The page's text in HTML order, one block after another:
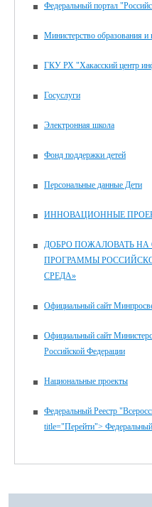
Федеральный портал
Министерство образования
ГКУ РХ "Хакасский центр
Госуслуги
Электронная школа
Фонд поддержки детей
Персональные данные Дети
ИННОВАЦИОННЫЕ
ДОБРО ПОЖАЛОВАТЬ НА
ПРОГРАММЫ
СРЕДА»
Официальный сайт
Официальный сайт
Российской Федерации
Национальные проекты
Федеральный Реестр
title="Перейти"> Федеральный